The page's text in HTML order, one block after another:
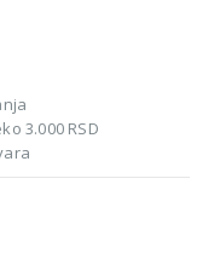
3.000 RSD